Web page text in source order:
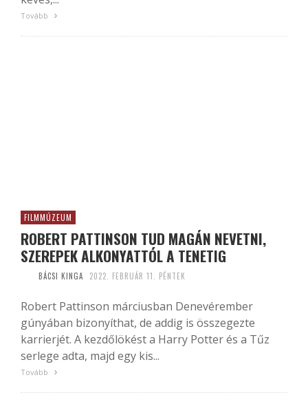
Tovább
FILMMÚZEUM
ROBERT PATTINSON TUD MAGÁN NEVETNI,
SZEREPEK ALKONYATTÓL A TENETIG
BÁCSI KINGA 2022. FEBRUÁR 11. PÉNTEK
Robert Pattinson márciusban Denevérember
gúnyában bizonyíthat, de addig is összegezte
karrierjét. A kezdőlökést a Harry Potter és a Tűz
serlege adta, majd egy kis...
Tovább